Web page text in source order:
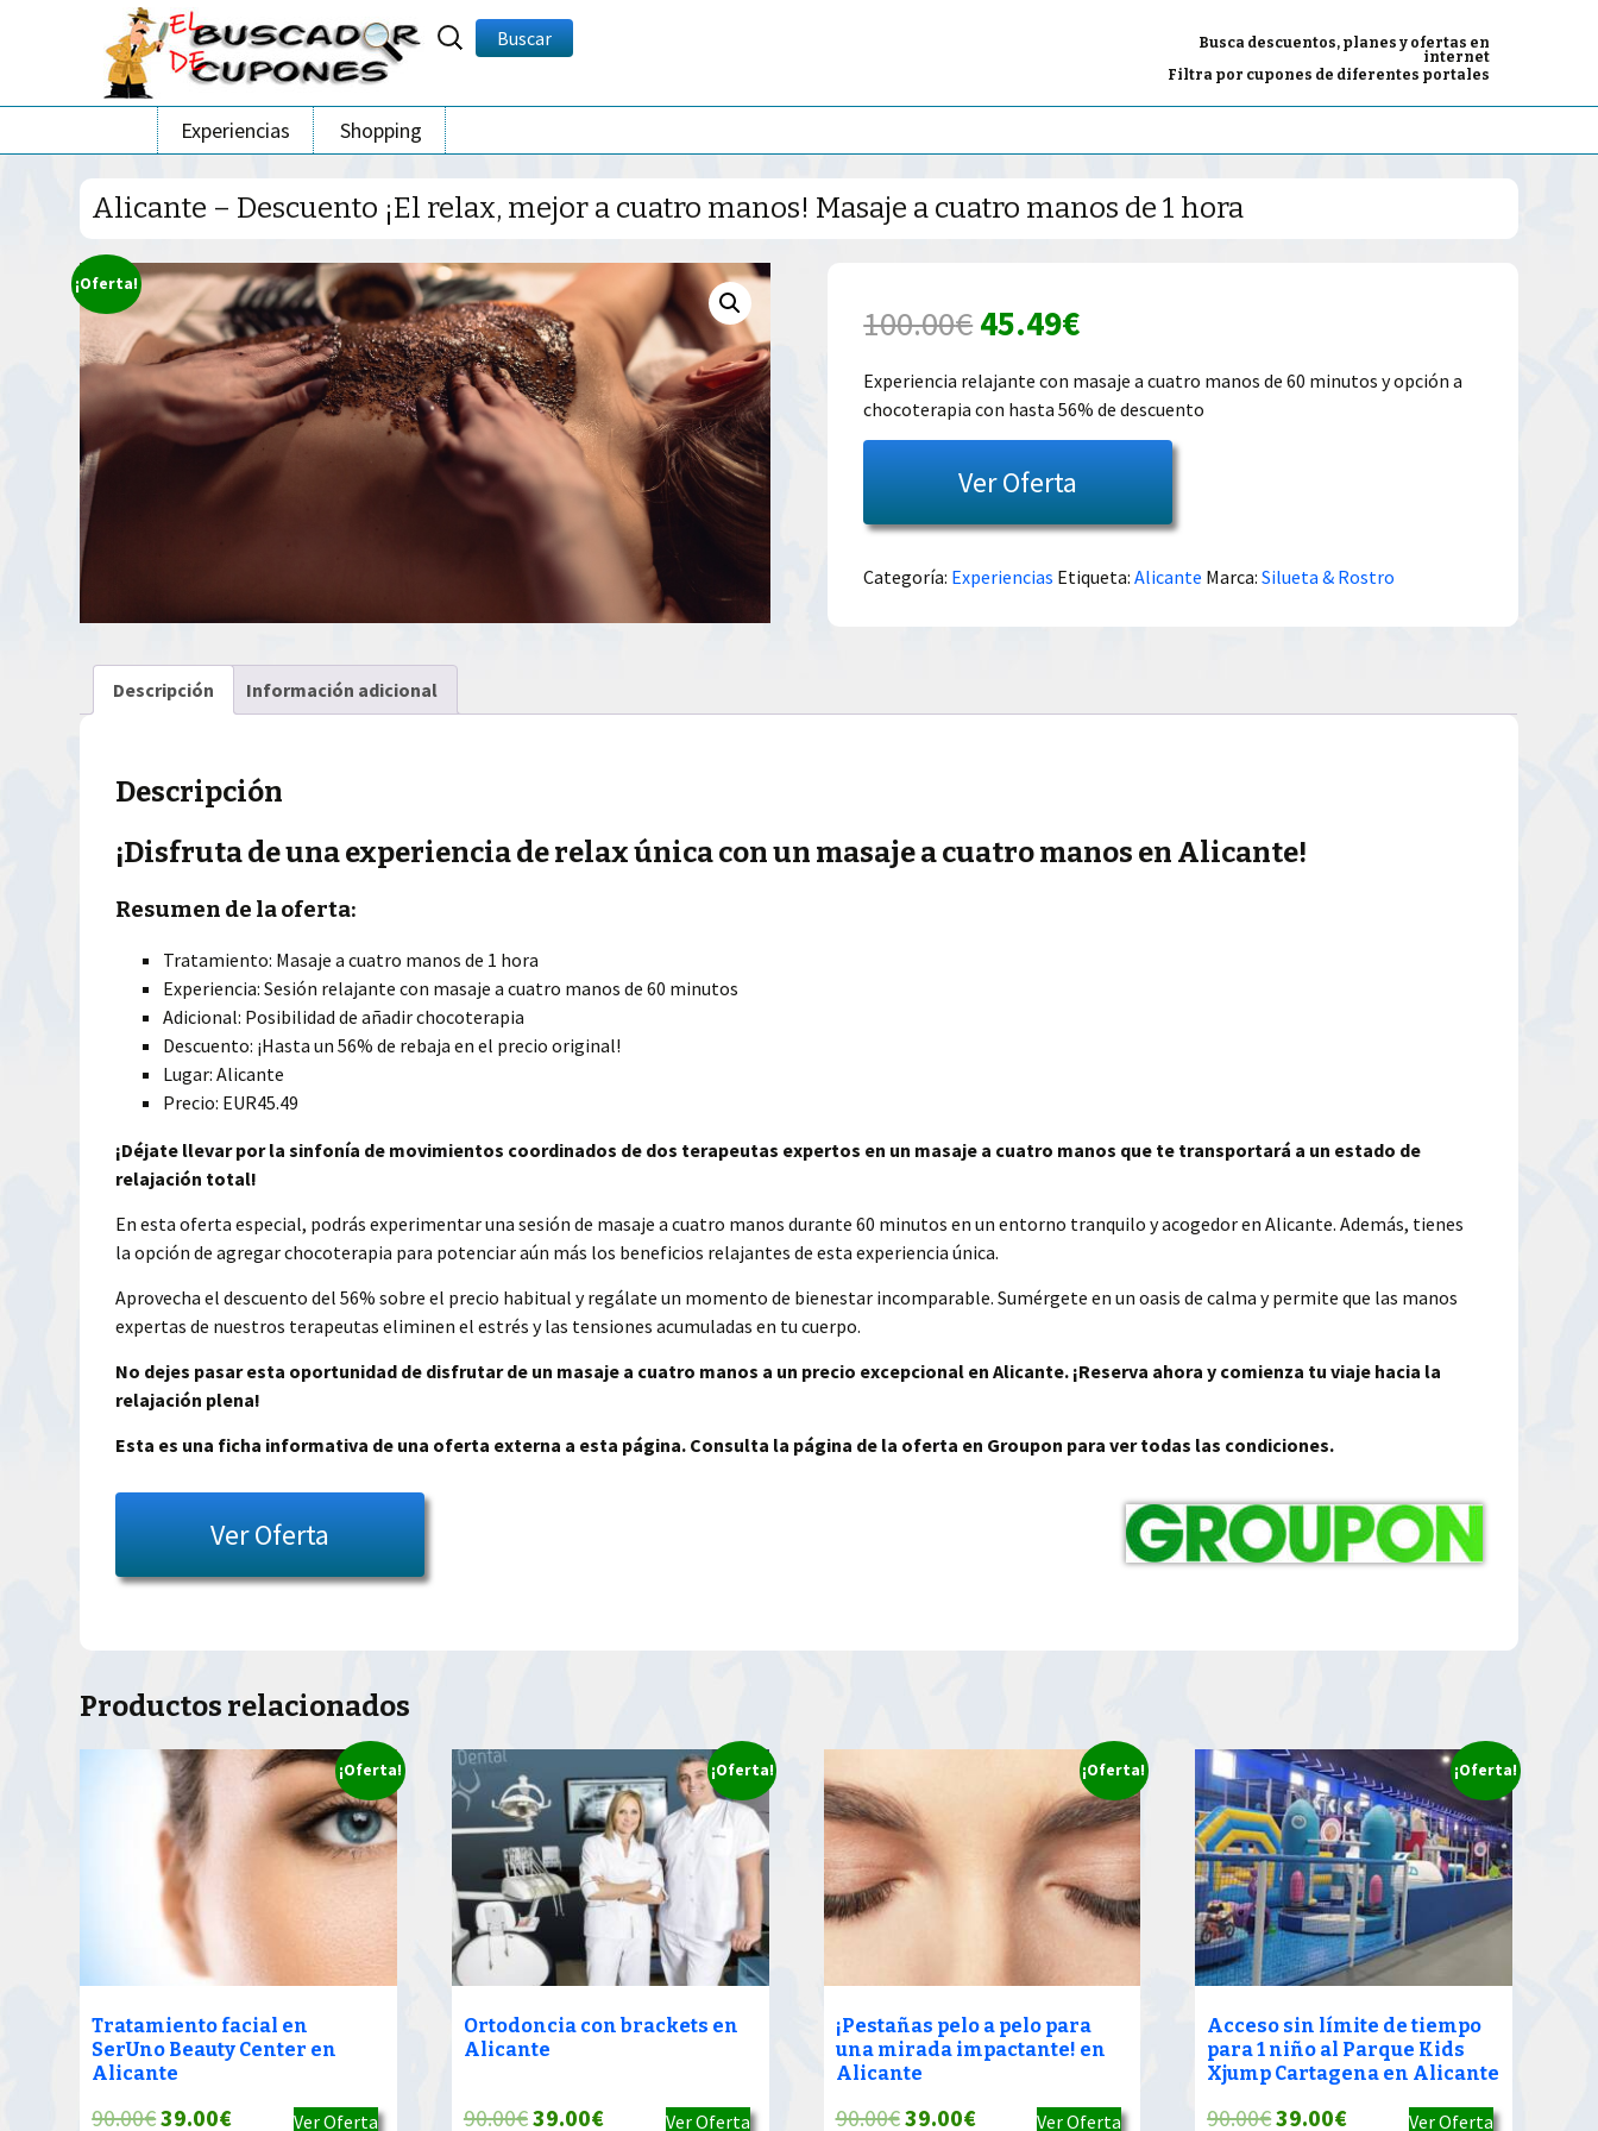
Busca descuentos, planes y ofertas en
internet
Filtra por cupones de diferentes portales
Buscar
por:
Buscar
Ir
al
contenido
Experiencias Shopping
Alicante – Descuento ¡El relax, mejor a cuatro manos! Masaje a cuatro manos de 1 hora
¡Oferta!
100.00€El
precio
original
era:
100.00€.
45.49€El
precio
actual
es:
45.49€.
Experiencia relajante con masaje a cuatro manos de 60 minutos y opción a
chocoterapia con hasta 56% de descuento
Ver Oferta
Categoría: Experiencias Etiqueta:Alicante Marca:Silueta & Rostro
Descripción Información adicional
Descripción
¡Disfruta de una experiencia de relax única con un masaje a cuatro manos en Alicante!
Resumen de la oferta:
Tratamiento: Masaje a cuatro manos de 1 hora
Experiencia: Sesión relajante con masaje a cuatro manos de 60 minutos
Adicional: Posibilidad de añadir chocoterapia
Descuento: ¡Hasta un 56% de rebaja en el precio original!
Lugar: Alicante
Precio: EUR45.49
¡Déjate llevar por la sinfonía de movimientos coordinados de dos terapeutas expertos en un masaje a cuatro manos que te transportará a un estado de
relajación total!
En esta oferta especial, podrás experimentar una sesión de masaje a cuatro manos durante 60 minutos en un entorno tranquilo y acogedor en Alicante. Además, tienes
la opción de agregar chocoterapia para potenciar aún más los beneficios relajantes de esta experiencia única.
Aprovecha el descuento del 56% sobre el precio habitual y regálate un momento de bienestar incomparable. Sumérgete en un oasis de calma y permite que las manos
expertas de nuestros terapeutas eliminen el estrés y las tensiones acumuladas en tu cuerpo.
No dejes pasar esta oportunidad de disfrutar de un masaje a cuatro manos a un precio excepcional en Alicante. ¡Reserva ahora y comienza tu viaje hacia la
relajación plena!
Esta es una ficha informativa de una oferta externa a esta página. Consulta la página de la oferta en Groupon para ver todas las condiciones.
Ver Oferta
Productos relacionados
¡Oferta!
Tratamiento facial en
SerUno Beauty Center en
Alicante
90.00€El
39.00€El
Ver Oferta
¡Oferta!
Ortodoncia con brackets en
Alicante
90.00€El
39.00€El
Ver Oferta
¡Oferta!
¡Pestañas pelo a pelo para
una mirada impactante! en
Alicante
90.00€El
39.00€El
Ver Oferta
¡Oferta!
Acceso sin límite de tiempo
para 1 niño al Parque Kids
Xjump Cartagena en Alicante
90.00€El
39.00€El
Ver Oferta